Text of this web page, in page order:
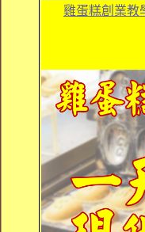
雞蛋糕創業教